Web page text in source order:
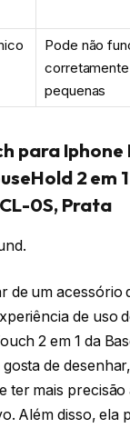
Pode não
pequenas
para Iphone
2 em
0S, Prata
de um acessório
de uso
2 em 1 da
de
ter mais
Além disso, ela